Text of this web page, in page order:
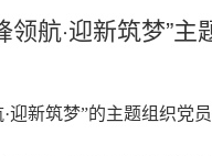
航·迎新筑梦”主
新筑梦”的主题组织党